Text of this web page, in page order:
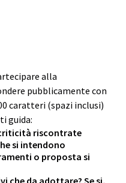
alla
pubblicamente con
caratteri (spazi inclusi)
guida:
riscontrate
si intendono
o proposta si
che da adottare? Se si,